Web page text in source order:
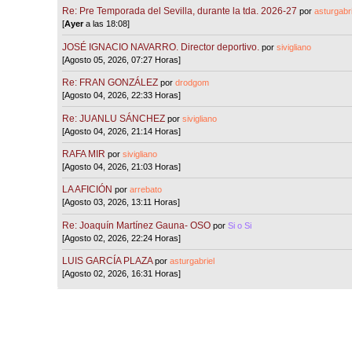
Re: Pre Temporada del Sevilla, durante la tda. 2026-27 por
[Ayera las 18:08]
JOSÉ IGNACIO NAVARRO. Director deportivo. porsivigliano
[Agosto 05, 2026, 07:27 Horas]
Re: FRAN GONZÁLEZ pordrodgom
[Agosto 04, 2026, 22:33 Horas]
Re: JUANLU SÁNCHEZ porsivigliano
[Agosto 04, 2026, 21:14 Horas]
RAFA MIR porsivigliano
[Agosto 04, 2026, 21:03 Horas]
LA AFICIÓN porarrebato
[Agosto 03, 2026, 13:11 Horas]
Re: Joaquín Martínez Gauna- OSO porSi o Si
[Agosto 02, 2026, 22:24 Horas]
LUIS GARCÍA PLAZA porasturgabriel
[Agosto 02, 2026, 16:31 Horas]